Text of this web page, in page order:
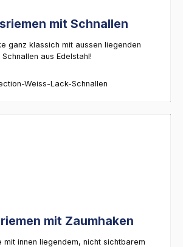
mit Schnallen
ganz klassich mit aussen liegenden
Schnallen aus Edelstahl!
mit Zaumhaken
mit innen liegendem, nicht sichtbarem